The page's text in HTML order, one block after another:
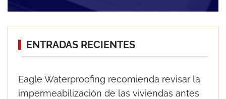
ENTRADAS RECIENTES
Eagle Waterproofing recomienda revisar la
impermeabilización de las viviendas antes